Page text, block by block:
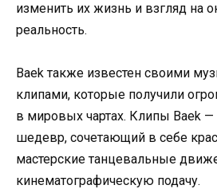
изменить их жизнь и взгляд на
реальность.
Baek также известен своими
клипами, которые получили
в мировых чартах. Клипы Baek —
шедевр, сочетающий в себе
мастерские танцевальные
кинематографическую подачу.